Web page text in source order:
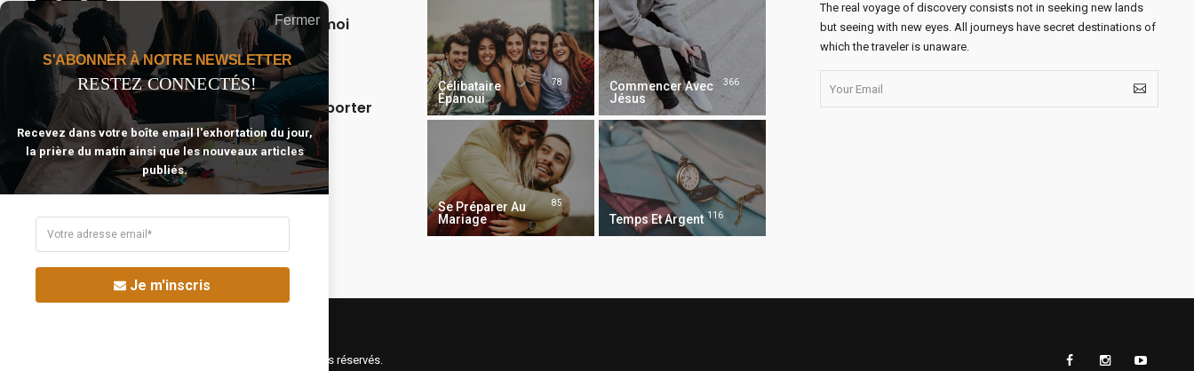
Seigneur, que ma famille et moi
restions sous Ta protection.
5 versets bibliques pour supporter
et surmonter les moments
difficiles.
devrions prier plus souvent.
Célibataire
Épanoui
78
Commencer Avec
Jésus
366
Se Préparer Au
Mariage
85
Temps Et Argent 116
The real voyage of discovery consists not in seeking new lands
but seeing with new eyes. All journeys have secret destinations of
which the traveler is unaware.
©Fréquence Chrétienne Production 2016-2025. Tous droits réservés.
Fermer
S'ABONNER À NOTRE NEWSLETTER
RESTEZ CONNECTÉS!
Recevez dans votre boîte email l'exhortation du jour,
la prière du matin ainsi que les nouveaux articles
publiés.
Je m'inscris